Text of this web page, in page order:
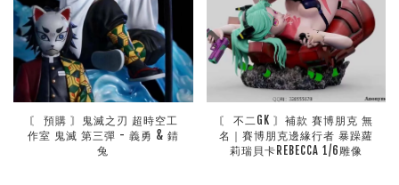
〘 預購 〙鬼滅之刃 超時空工
作室 鬼滅 第三彈 - 義勇 & 錆
兔
〘 不二GK 〙補款 賽博朋克 無
名｜賽博朋克邊緣行者 暴躁蘿
莉瑞貝卡REBECCA 1/6雕像